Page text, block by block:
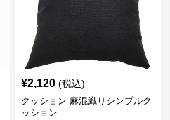
¥2,120 (税込)
クッション 麻混織りシンプルク
ッション